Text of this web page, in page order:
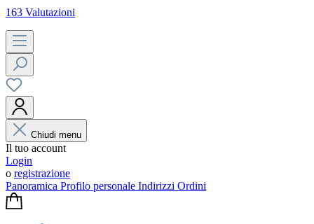
163 Valutazioni
Chiudi menu
Il tuo account
Login
o registrazione
Panoramica Profilo personale Indirizzi Ordini